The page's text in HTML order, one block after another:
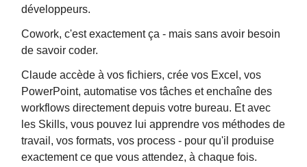
développeurs.
Cowork, c'est exactement ça - mais sans avoir besoin
de savoir coder.
Claude accède à vos fichiers, crée vos Excel, vos
PowerPoint, automatise vos tâches et enchaîne des
workflows directement depuis votre bureau. Et avec
les Skills, vous pouvez lui apprendre vos méthodes de
travail, vos formats, vos process - pour qu'il produise
exactement ce que vous attendez, à chaque fois.